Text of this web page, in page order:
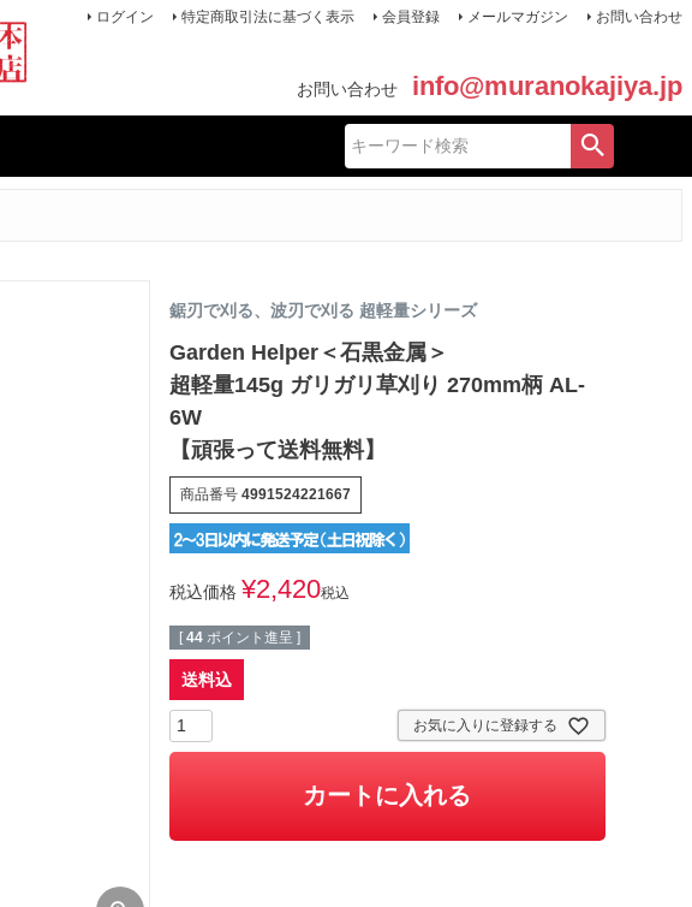
ログイン 特定商取引法に基づく表示 会員登録 メールマガジン お問い合わせ
お問い合わせ info@muranokajiya.jp
鋸刃で刈る、波刃で刈る 超軽量シリーズ
Garden Helper＜石黒金属＞
超軽量145g ガリガリ草刈り 270mm柄 AL-
6W
【頑張って送料無料】
商品番号 4991524221667
税込価格 ¥2,420税込
[ 44 ポイント進呈 ]
送料込
お気に入りに登録する
カートに入れる